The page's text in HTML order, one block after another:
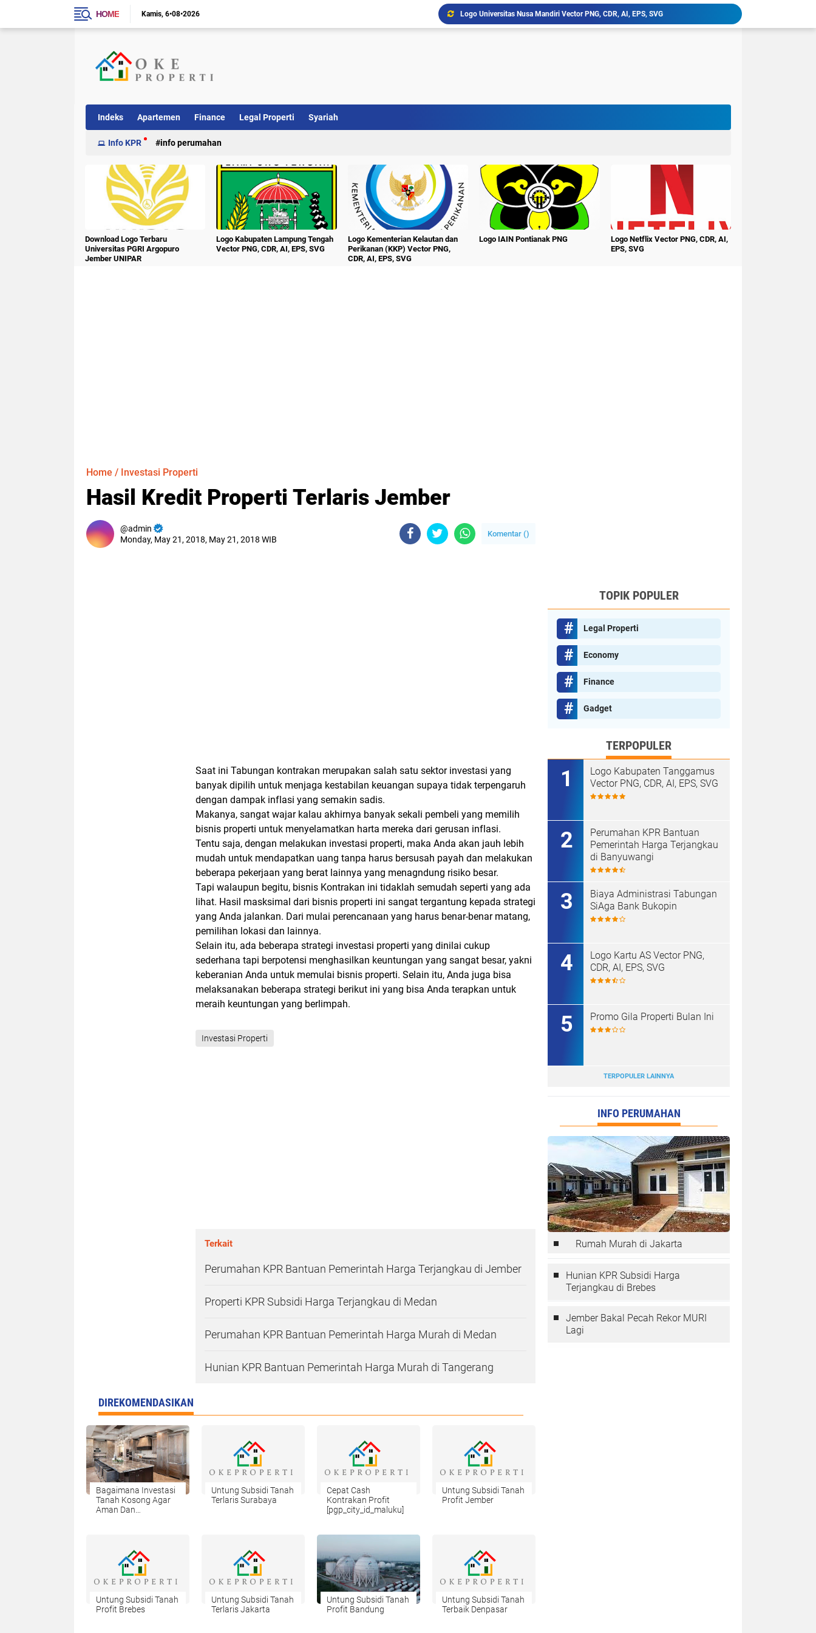
HOME Kamis 6•08•2026
Logo Universitas Nusa Mandiri Vector PNG, CDR, AI, EPS, SVG
Logo Kabupaten Barito Selatan, Klik Vector PNG, CDR, AI, EPS, SVG
Logo Universitas Pesantren Darululum UNIPDU Jombang PNG
Indeks Apartemen Finance Legal Properti Syariah
Info KPR info perumahan
Download Logo Terbaru
Universitas PGRI Argopuro
Jember UNIPAR
Logo Kabupaten Lampung Tengah
Vector PNG, CDR, AI, EPS, SVG
Logo Kementerian Kelautan dan
Perikanan (KKP) Vector PNG,
CDR, AI, EPS, SVG
Logo IAIN Pontianak PNG
Logo Netflix Vector PNG, CDR, AI,
EPS, SVG
Home / Investasi Properti
Hasil Kredit Properti Terlaris Jember
admin
Monday, May 21, 2018, May 21, 2018 WIB
Komentar ()
Saat ini Tabungan kontrakan merupakan salah satu sektor investasi yang
banyak dipilih untuk menjaga kestabilan keuangan supaya tidak terpengaruh
dengan dampak inflasi yang semakin sadis.
Makanya, sangat wajar kalau akhirnya banyak sekali pembeli yang memilih
bisnis properti untuk menyelamatkan harta mereka dari gerusan inflasi.
Tentu saja, dengan melakukan investasi properti, maka Anda akan jauh lebih
mudah untuk mendapatkan uang tanpa harus bersusah payah dan melakukan
beberapa pekerjaan yang berat lainnya yang menagndung risiko besar.
Tapi walaupun begitu, bisnis Kontrakan ini tidaklah semudah seperti yang ada
lihat. Hasil masksimal dari bisnis properti ini sangat tergantung kepada strategi
yang Anda jalankan. Dari mulai perencanaan yang harus benar-benar matang,
pemilihan lokasi dan lainnya.
Selain itu, ada beberapa strategi investasi properti yang dinilai cukup
sederhana tapi berpotensi menghasilkan keuntungan yang sangat besar, yakni
keberanian Anda untuk memulai bisnis properti. Selain itu, Anda juga bisa
melaksanakan beberapa strategi berikut ini yang bisa Anda terapkan untuk
meraih keuntungan yang berlimpah.
Investasi Properti
Terkait
Perumahan KPR Bantuan Pemerintah Harga Terjangkau di Jember
Properti KPR Subsidi Harga Terjangkau di Medan
Perumahan KPR Bantuan Pemerintah Harga Murah di Medan
Hunian KPR Bantuan Pemerintah Harga Murah di Tangerang
DIREKOMENDASIKAN
Bagaimana Investasi
Tanah Kosong Agar
Aman Dan
Untung Subsidi Tanah
Terlaris Surabaya
Cepat Cash
Kontrakan Profit
[pgp_city_id_maluku]
Untung Subsidi Tanah
Profit Jember
Untung Subsidi Tanah
Profit Brebes
Untung Subsidi Tanah
Terlaris Jakarta
Untung Subsidi Tanah
Profit Bandung
Untung Subsidi Tanah
Terbaik Denpasar
TOPIK POPULER
Legal Properti
Economy
Finance
Gadget
TERPOPULER
Logo Kabupaten Tanggamus
Vector PNG, CDR, AI, EPS, SVG
Perumahan KPR Bantuan
Pemerintah Harga Terjangkau
di Banyuwangi
Biaya Administrasi Tabungan
SiAga Bank Bukopin
Logo Kartu AS Vector PNG,
CDR, AI, EPS, SVG
Promo Gila Properti Bulan Ini
TERPOPULER LAINNYA
INFO PERUMAHAN
Rumah Murah di Jakarta
Hunian KPR Subsidi Harga
Terjangkau di Brebes
Jember Bakal Pecah Rekor MURI
Lagi